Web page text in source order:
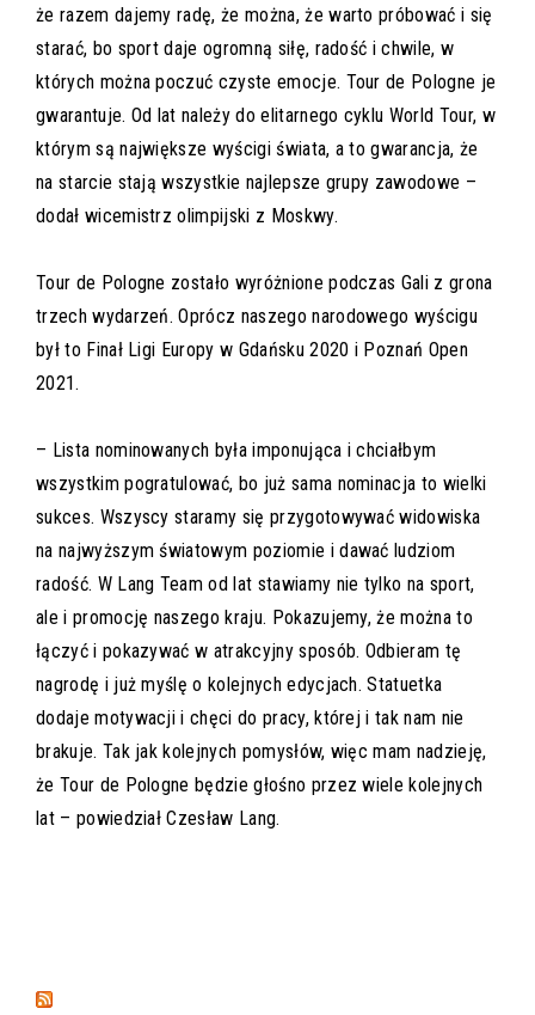
że razem dajemy radę, że można, że warto próbować i się
starać, bo sport daje ogromną siłę, radość i chwile, w
których można poczuć czyste emocje. Tour de Pologne je
gwarantuje. Od lat należy do elitarnego cyklu World Tour, w
którym są największe wyścigi świata, a to gwarancja, że
na starcie stają wszystkie najlepsze grupy zawodowe –
dodał wicemistrz olimpijski z Moskwy.
Tour de Pologne zostało wyróżnione podczas Gali z grona
trzech wydarzeń. Oprócz naszego narodowego wyścigu
był to Finał Ligi Europy w Gdańsku 2020 i Poznań Open
2021.
– Lista nominowanych była imponująca i chciałbym
wszystkim pogratulować, bo już sama nominacja to wielki
sukces. Wszyscy staramy się przygotowywać widowiska
na najwyższym światowym poziomie i dawać ludziom
radość. W Lang Team od lat stawiamy nie tylko na sport,
ale i promocję naszego kraju. Pokazujemy, że można to
łączyć i pokazywać w atrakcyjny sposób. Odbieram tę
nagrodę i już myślę o kolejnych edycjach. Statuetka
dodaje motywacji i chęci do pracy, której i tak nam nie
brakuje. Tak jak kolejnych pomysłów, więc mam nadzieję,
że Tour de Pologne będzie głośno przez wiele kolejnych
lat – powiedział Czesław Lang.